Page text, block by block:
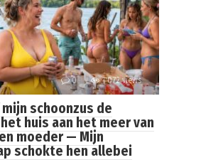
0 1 072 views
schoonzus de
huis aan het meer van
moeder — Mijn
schokte hen allebei